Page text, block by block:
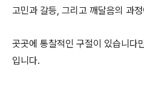
고민과 갈등, 그리고 깨달음의 과
곳곳에 통찰적인 구절이 있습니다
입니다.